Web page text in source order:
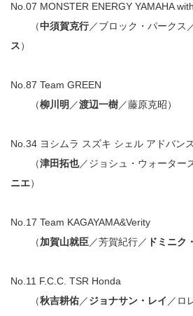
No.07 MONSTER ENERGY YAMAHA
（中須賀克行／ブロック・パークス
ス）
No.87 Team GREEN
（柳川明 ／渡辺一樹／藤原克昭）
No.34 ヨシムラ スズキ シェル アドバンス
（津田拓也／ジョシュ・ウォーター
ニエ）
No.17 Team KAGAYAMA&Verity
（加賀山就臣／芳賀紀行／ ドミニク
No.11 F.C.C. TSR Honda
（秋吉耕佑／ジョナサン・レイ ／ロ